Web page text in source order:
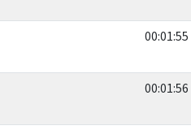
00:01:55
00:01:56